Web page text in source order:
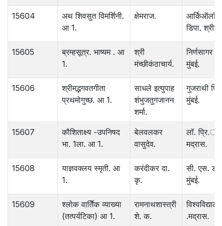
15604
अथ शिवसुत विमर्शिनी.
आ 1.
क्षेमराज.
डिपा.
15605
ब्रम्हसूत्र. भाष्यम . आ
1.
श्री
मंच्छीकंठाचार्य.
निर्णसागर
मुंबई.
15606
श्रीमद्भगवतगीता
प्रथमोगुच्छ. आ 1.
साधले इत्युपाह
शंभुजतुगजानन
शर्मा.
गुजराथी
मुंबई.
15607
कौशिताक्ष्य -उपनिषद
भा. 1ला. आ 1.
बेलवलकर
वासुदेव.
लॉ. प्रि.ं
मद्रास.
15608
याज्ञवक्लय स्मृती. आ
1.
करंदीकर दा.
कृ.
सी. एस.
मुंबई.
15609
श्‍लोक वार्तिेक व्याख्या
(तत्पर्यटिका) आ 1.
रामनाथशास्त्री
शे. क.
विश्‍वविद्यालय
.मद्रास.